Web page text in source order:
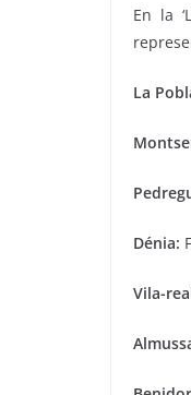
En la
La
Dénia:
Vila-